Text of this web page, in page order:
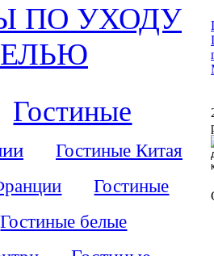
ПО УХОДУ
Гостиные
Гостиные Китая
Гостиные
Гостиные белые